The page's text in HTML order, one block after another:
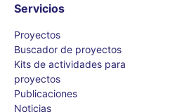
Servicios
Proyectos
Buscador de proyectos
Kits de actividades para
proyectos
Publicaciones
Noticias